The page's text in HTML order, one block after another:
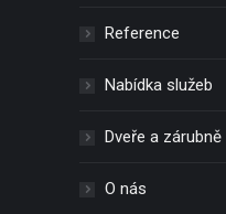
Reference
Nabídka služeb
Dveře a zárubně
O nás